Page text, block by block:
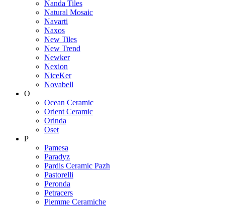
Nanda Tiles
Natural Mosaic
Navarti
Naxos
New Tiles
New Trend
Newker
Nexion
NiceKer
Novabell
O
Ocean Ceramic
Orient Ceramic
Orinda
Oset
P
Pamesa
Paradyz
Pardis Ceramic Pazh
Pastorelli
Peronda
Petracers
Piemme Ceramiche